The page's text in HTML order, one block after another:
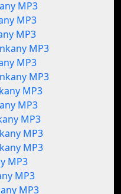
MP3
MP3
MP3
MP3
MP3
MP3
MP3
MP3
MP3
MP3
MP3
MP3
MP3
MP3